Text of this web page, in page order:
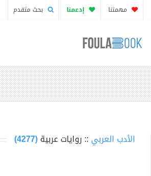
مهمتنا إدعمنا بحث متقدم
الأدب العربي :: روايات عربية(4277)